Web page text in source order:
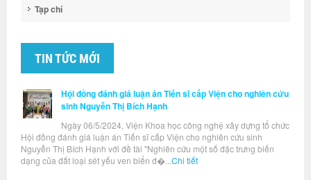
Tạp chí
TIN TỨC MỚI
Hội đồng đánh giá luận án Tiến sĩ cấp Viện cho nghiên cứu
sinh Nguyễn Thị Bích Hạnh
Ngày 06/5/2024, Viện Khoa học công nghệ xây dựng tổ chức
Hội đồng đánh giá luận án Tiến sĩ cấp Viện cho nghiên cứu sinh
Nguyễn Thị Bích Hạnh với đề tài "Nghiên cứu một số đặc trưng biến
dạng của đất loại sét yếu ven biển đ�... Chi tiết